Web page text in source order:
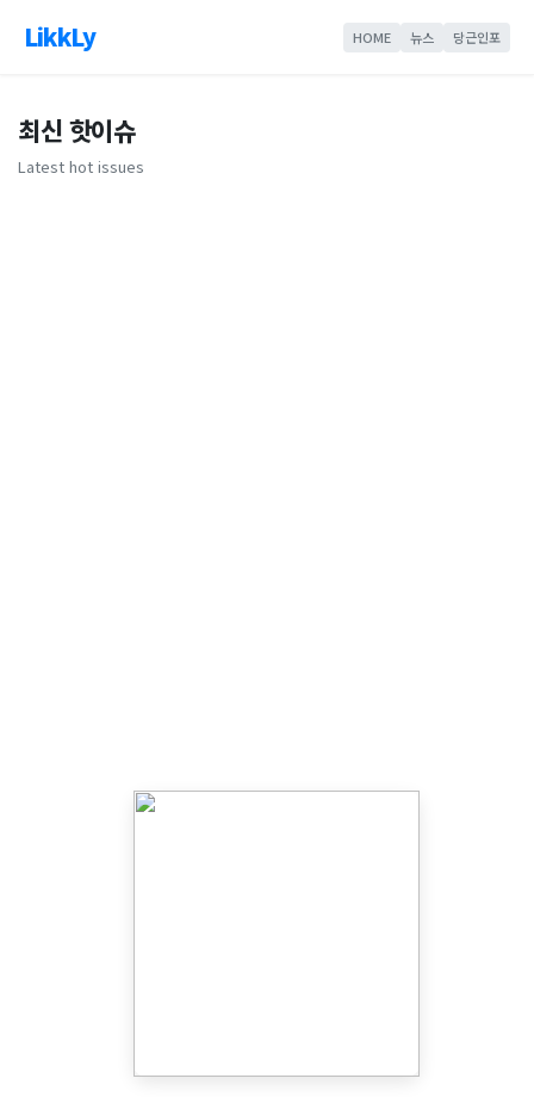
LikkLy HOME 뉴스 당근인포
최신 핫이슈
Latest hot issues